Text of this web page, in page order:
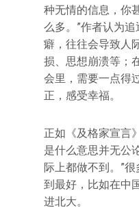
种无情的信息，你
么多。”作者认为
癖，往往会导致人
损、思想崩溃等；
会里，需要一点得
正，感受幸福。
正如《及格家宣言
是什么意思并无公
际上都做不到。”
到最好，比如在中
进北大。